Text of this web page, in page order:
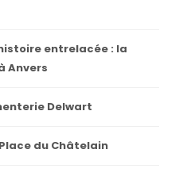
entrelacée : la
Anvers
Delwart
du Châtelain